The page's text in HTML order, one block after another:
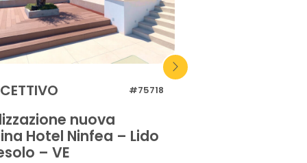
#75718
nuova
Hotel Ninfea – Lido
– VE